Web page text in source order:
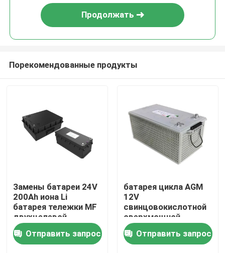
Дом
Продолжать
Порекомендованные продукты
Замены батареи 24V
200Ah иона Li
батарея тележки MF
двухцелевой
сверхмощная
Отправить запрос
батарея цикла AGM
12V
свинцовокислотной
сверхмощной
тележки 220Ah
двухцелевая
глубокая
Отправить запрос